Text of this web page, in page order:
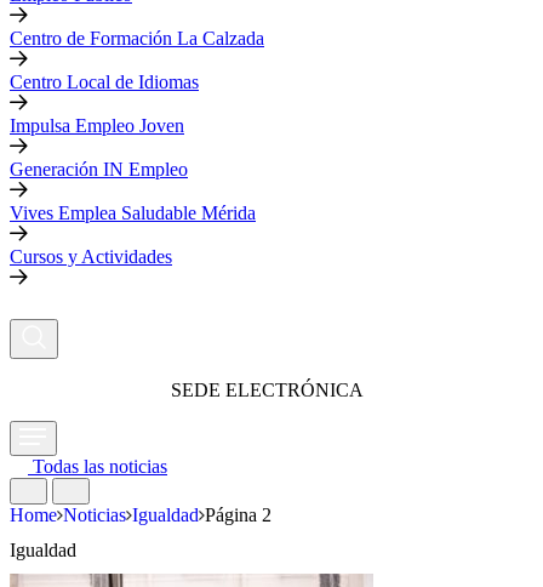
Centro de Formación La Calzada
Centro Local de Idiomas
Impulsa Empleo Joven
Generación IN Empleo
Vives Emplea Saludable Mérida
Cursos y Actividades
SEDE ELECTRÓNICA
Todas las noticias
Home Noticias Igualdad Página 2
Igualdad